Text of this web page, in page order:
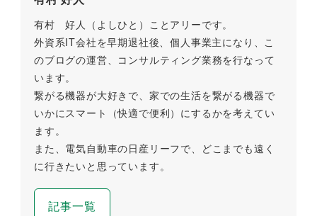
有村 好人（よしひと）ことアリーです。
外資系IT会社を早期退社後、個人事業主になり、こ
のブログの運営、コンサルティング業務を行なって
います。
繋がる機器が大好きで、家での生活を繋がる機器で
いかにスマート（快適で便利）にするかを考えてい
ます。
また、電気自動車の日産リーフで、どこまでも遠く
に行きたいと思っています。
記事一覧